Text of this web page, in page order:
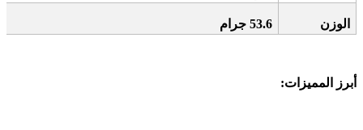
الوزن 53.6 جرام
أبرز المميزات: